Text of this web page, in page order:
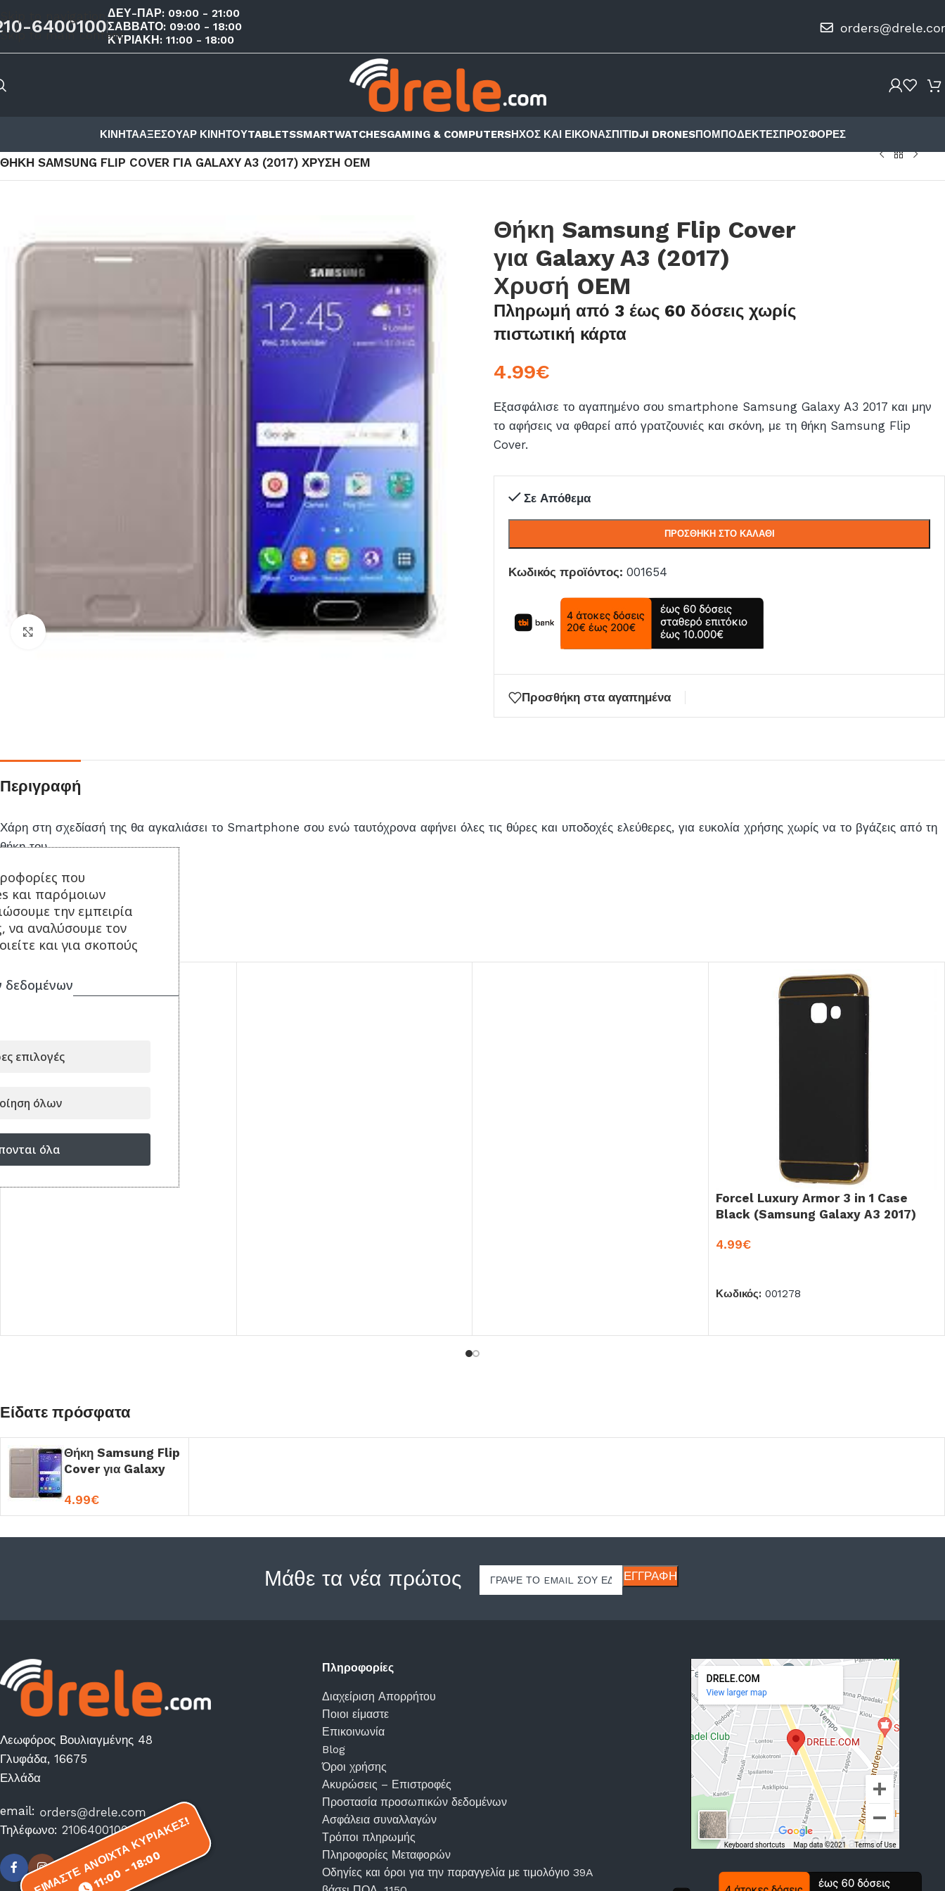
ΕΙΜΑΣΤΕ ΑΝΟΙΧΤΑ ΚΥΡΙΑΚΕΣ!
11:00 - 18:00
Skip to main content
6400100
ΔΕΥ-ΠΑΡ: 09:00 - 21:00
ΣΑΒΒΑΤΟ: 09:00 - 18:00
ΚΥΡΙΑΚΗ: 11:00 - 18:00
ΚΙΝΗΤΑΑΞΕΣΟΥΑΡ ΚΙΝΗΤΟΥTABLETSSMARTWATCHESGAMING & COMPUTERSΗΧΟΣ ΚΑΙ ΕΙΚΟΝΑΣΠΙΤΙDJI DRONESΠΟΜΠΟΔΈΚΤΕΣΠΡΟΣΦΟΡΈΣ
ΘΉΚΗ SAMSUNG FLIP COVER ΓΙΑ GALAXY A3 (2017) ΧΡΥΣΉ OEM
Click to enlarge
Θήκη Samsung Flip Cover
για Galaxy A3 (2017)
Χρυσή OEM
Πληρωμή από 3 έως 60 δόσεις χωρίς
πιστωτική κάρτα
4.99€
Εξασφάλισε το αγαπημένο σου smartphone Samsung Galaxy A3 2017 και μην
το αφήσεις να φθαρεί από γρατζουνιές και σκόνη, με τη θήκη Samsung Flip
Cover.
Σε Απόθεμα
ΠΡΟΣΘΉΚΗ ΣΤΟ ΚΑΛΆΘΙ
Κωδικός προϊόντος: 001654
Προσθήκη στα αγαπημένα
Περιγραφή
Χάρη στη σχεδίασή της θα αγκαλιάσει το Smartphone σου ενώ ταυτόχρονα αφήνει όλες τις θύρες και υποδοχές ελεύθερες, για ευκολία χρήσης χωρίς να το βγάζεις από τη
θήκη του.
ΣΥΝΔΥΑΣΕ ΤΟ ΜΕ...
Forcel Luxury Armor 3 in 1 Case
Black (Samsung Galaxy A3 2017)
4.99€
Κωδικός: 001278
Είδατε πρόσφατα
Θήκη Samsung Flip
Cover για Galaxy
OEM
4.99€
Μάθε τα νέα πρώτος
Λεωφόρος Βουλιαγμένης 48
Γλυφάδα, 16675
Ελλάδα
email:
Τηλέφωνο: 2106400100
ΕΙΜΑΣΤΕ ΑΝΟΙΧΤΑ ΚΥΡΙΑΚΕΣ!
11:00 - 18:00
Πληροφορίες
Διαχείριση Απορρήτου
Ποιοι είμαστε
Επικοινωνία
Blog
Όροι χρήσης
Ακυρώσεις – Επιστροφές
Προστασία προσωπικών δεδομένων
Ασφάλεια συναλλαγών
Τρόποι πληρωμής
Πληροφορίες Μεταφορών
Οδηγίες και όροι για την παραγγελία με τιμολόγιο 39A
που
και παρόμοιων
την εμπειρία
να αναλύσουμε τον
και για σκοπούς
επιλογές
όλων
όλα